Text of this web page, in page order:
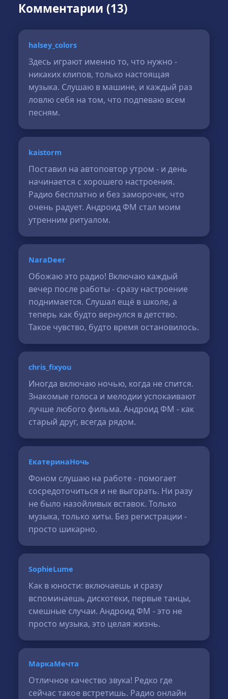
Комментарии (13)
halsey_colors
Здесь играют именно то, что нужно -
никаких клипов, только настоящая
музыка. Слушаю в машине, и каждый раз
ловлю себя на том, что подпеваю всем
песням.
kaistorm
Поставил на автоповтор утром - и день
начинается с хорошего настроения.
Радио бесплатно и без заморочек, что
очень радует. Андроид ФМ стал моим
утренним ритуалом.
NaraDeer
Обожаю это радио! Включаю каждый
вечер после работы - сразу настроение
поднимается. Слушал ещё в школе, а
теперь как будто вернулся в детство.
Такое чувство, будто время остановилось.
chris_fixyou
Иногда включаю ночью, когда не спится.
Знакомые голоса и мелодии успокаивают
лучше любого фильма. Андроид ФМ - как
старый друг, всегда рядом.
ЕкатеринаНочь
Фоном слушаю на работе - помогает
сосредоточиться и не выгорать. Ни разу
не было назойливых вставок. Только
музыка, только хиты. Без регистрации -
просто шикарно.
SophieLume
Как в юности: включаешь и сразу
вспоминаешь дискотеки, первые танцы,
смешные случаи. Андроид ФМ - это не
просто музыка, это целая жизнь.
МаркаМечта
Отличное качество звука! Редко где
сейчас такое встретишь. Радио онлайн